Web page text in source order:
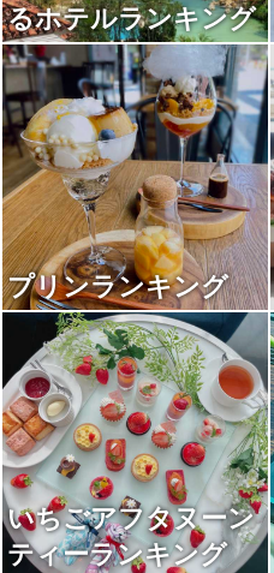
るホテルランキング
プリンランキング
いちごアフタヌーン
ティーランキング